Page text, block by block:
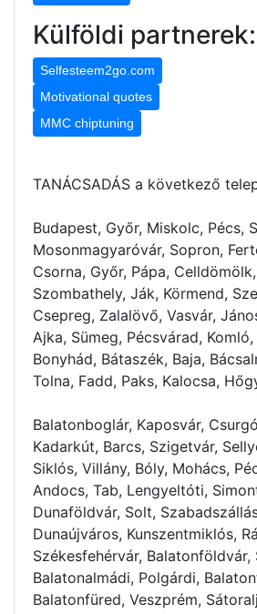
Külföldi partnerek:
Selfesteem2go.com
Motivational quotes
MMC chiptuning
TANÁCSADÁS a következő
Budapest, Győr, Miskolc, Pécs,
Mosonmagyaróvár, Sopron,
Csorna, Győr, Pápa,
Szombathely, Ják, Körmend,
Csepreg, Zalalövő, Vasvár,
Ajka, Sümeg, Pécsvárad,
Bonyhád, Bátaszék, Baja,
Tolna, Fadd, Paks, Kalocsa,
Balatonboglár, Kaposvár,
Kadarkút, Barcs, Szigetvár,
Siklós, Villány, Bóly, Mohács,
Andocs, Tab, Lengyeltóti,
Dunaföldvár, Solt,
Dunaújváros, Kunszentmiklós,
Székesfehérvár, Balatonföldvár,
Balatonalmádi, Polgárdi,
Balatonfüred, Veszprém,